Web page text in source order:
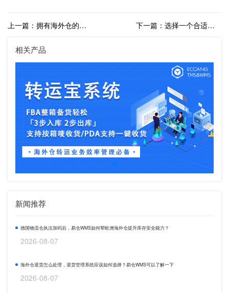
上一篇：拥有海外仓的跨境电商企业更受市场青睐？海外仓的战略意义分析 下一篇：选择一个合适的海外仓需要考虑哪些方面？海外仓挑选全攻略
相关产品
新闻推荐
德国物流仓执法加码后，易仓WMS如何帮欧洲海外仓提升库存安全能力？
2026-08-07
海外仓退货怎么处理，退货管理系统应该如何选择？易仓WMS可以了解一下
2026-08-07